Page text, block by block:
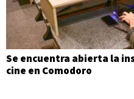
Se encuentra abierta la
cine en Comodoro